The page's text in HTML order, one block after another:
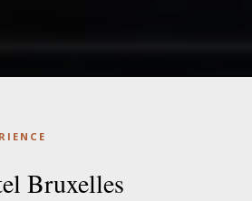
Bruxelles